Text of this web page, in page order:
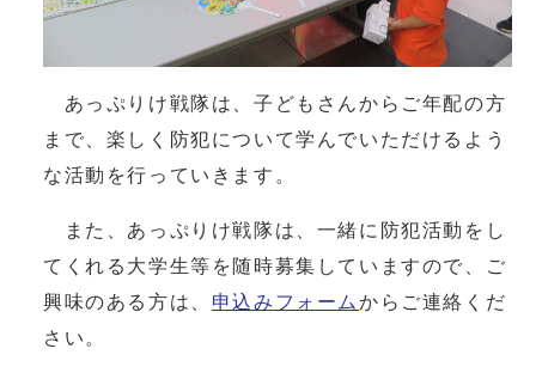
あっぷりけ戦隊は、子どもさんからご年配の方
まで、楽しく防犯について学んでいただけるよう
な活動を行っていきます。
また、あっぷりけ戦隊は、一緒に防犯活動をし
てくれる大学生等を随時募集していますので、ご
興味のある方は、 申込みフォームからご連絡くだ
さい。